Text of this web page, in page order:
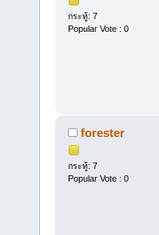
กระทู้: 7
Popular Vote : 0
forester
กระทู้: 7
Popular Vote : 0